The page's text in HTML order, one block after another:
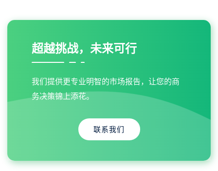
超越挑战，未来可行
我们提供更专业明智的市场报告，让您的商
务决策锦上添花。
联系我们